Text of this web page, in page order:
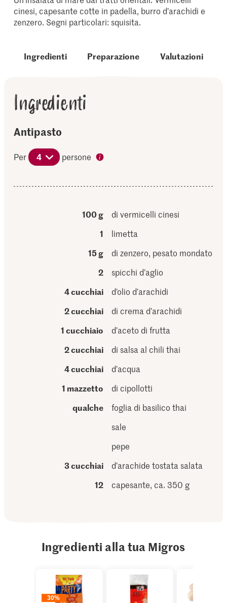
cinesi, capesante cotte in padella, burro d’arachidi e
zenzero. Segni particolari: squisita.
Ingredienti Preparazione Valutazioni
Ingredienti
Antipasto
Per 4 persone
100 g
di vermicelli cinesi
1
limetta
15 g
di zenzero, pesato mondato
2
spicchi d’aglio
4 cucchiai
d’olio d’arachidi
2 cucchiai
di crema d’arachidi
1 cucchiaio
d’aceto di frutta
2 cucchiai
di salsa al chili thai
4 cucchiai
d’acqua
1 mazzetto
di cipollotti
qualche
foglia di basilico thai
sale
pepe
3 cucchiai
d’arachide tostata salata
12
capesante, ca. 350 g
Ingredienti alla tua Migros
30%